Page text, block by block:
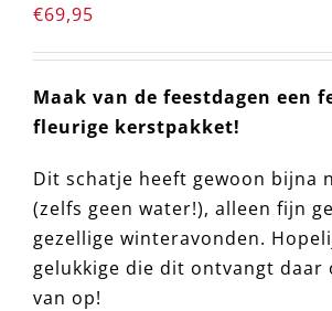
€69,95
Maak van de feestdagen een
fleurige kerstpakket!
Dit schatje heeft gewoon bijna
(zelfs geen water!), alleen fijn
gezellige winteravonden.
gelukkige die dit ontvangt daar
van op!